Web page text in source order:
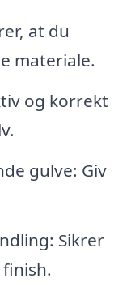
at du
materiale.
og korrekt
gulve: Giv
Sikrer